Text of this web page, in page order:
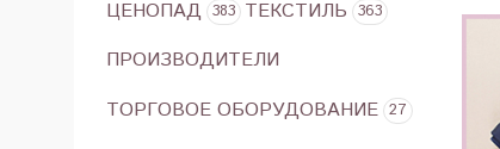
ЦЕНОПАД 383 ТЕКСТИЛЬ 363
ПРОИЗВОДИТЕЛИ
ТОРГОВОЕ ОБОРУДОВАНИЕ 27